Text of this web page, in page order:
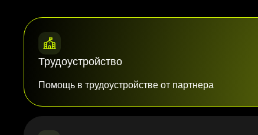
Трудоустройство
Помощь в трудоустройстве от партнера